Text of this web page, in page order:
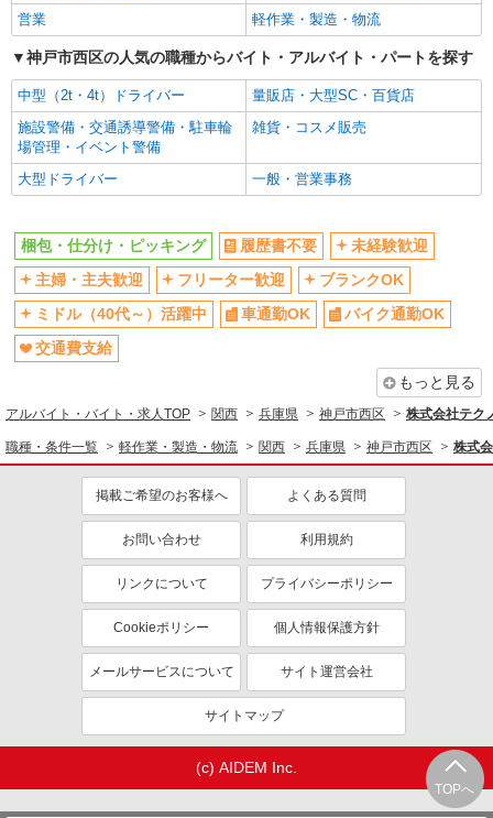
営業
軽作業・製造・物流
神戸市西区の人気の職種からバイト・アルバイト・パートを探す
中型（2t・4t）ドライバー
量販店・大型SC・百貨店
施設警備・交通誘導警備・駐車輪
場管理・イベント警備
雑貨・コスメ販売
大型ドライバー 一般・営業事務
TOPへ
梱包・仕分け・ピッキング 履歴書不要
未経験歓迎
主婦・主夫歓迎
フリーター歓迎
ブランクOK
ミドル（40代～）活躍中
車通勤OK
バイク通勤OK
交通費支給
もっと見る
アルバイト・バイト・求人TOP 関西 兵庫県 神戸市西区 株式会社テク
職種・条件一覧 軽作業・製造・物流 関西 兵庫県 神戸市西区 株式
掲載ご希望のお客様へ よくある質問
お問い合わせ 利用規約
リンクについて プライバシーポリシー
Cookieポリシー 個人情報保護方針
メールサービスについて サイト運営会社
サイトマップ
(c) AIDEM Inc.